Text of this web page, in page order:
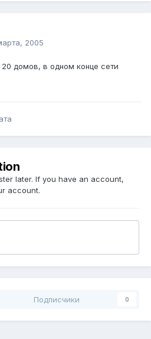
2005
домов, в одном конце сети
later. If you have an account,
account.
Подписчики 0